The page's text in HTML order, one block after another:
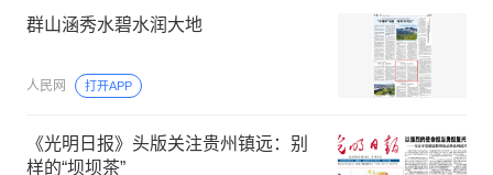
群山涵秀水碧水润大地
人民网 打开APP
《光明日报》头版关注贵州镇远：别
样的“坝坝茶”